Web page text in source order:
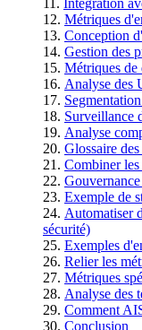
Métriques
Conception
Gestion des
Métriques de
Analyse des
Surveillance
Analyse
Glossaire
Combiner
Exemple de
Automatiser
sécurité)
Exemples
Relier les
Métriques
Analyse des
Comment
Conclusion